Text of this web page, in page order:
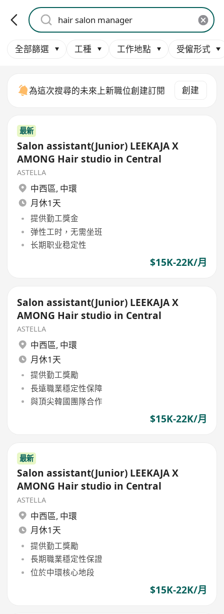
全部篩選 工種 工作地點 受僱形式
為這次搜尋的未來上新職位創建訂閱 創建
最新
Salon assistant(Junior) LEEKAJA X
AMONG Hair studio in Central
ASTELLA
中西區, 中環
月休1天
提供勤工獎金
弹性工时，无需坐班
长期职业稳定性
$15K-22K/月
Salon assistant(Junior) LEEKAJA X
AMONG Hair studio in Central
ASTELLA
中西區, 中環
月休1天
提供勤工獎勵
長遠職業穩定性保障
與頂尖韓國團隊合作
$15K-22K/月
最新
Salon assistant(Junior) LEEKAJA X
AMONG Hair studio in Central
ASTELLA
中西區, 中環
月休1天
提供勤工獎勵
長期職業穩定性保證
位於中環核心地段
$15K-22K/月